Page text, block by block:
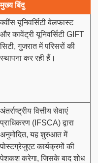
मुख्य बिंदु
क्वींस यूनिवर्सिटी बेलफास्ट
और कावेंट्री यूनिवर्सिटी GIFT
सिटी, गुजरात में परिसरों की
स्थापना कर रही हैं।
अंतर्राष्ट्रीय वित्तीय सेवाएं
प्राधिकरण (IFSCA) द्वारा
अनुमोदित, यह शुरुआत में
पोस्टग्रेजुएट कार्यक्रमों की
पेशकश करेगा, जिसके बाद शोध